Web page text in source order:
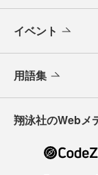
イベント
用語集
翔泳社のWebメ